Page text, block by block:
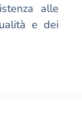
alle
e dei